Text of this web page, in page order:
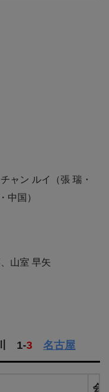
ャン ルイ（張 瑞・
中国）
山室 早矢
1-3 名古屋
会